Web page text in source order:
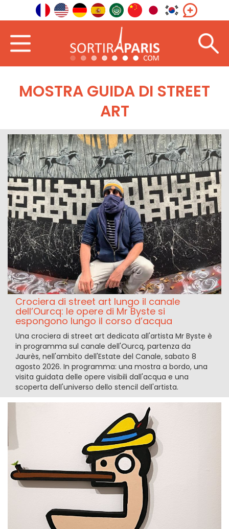
MOSTRA GUIDA DI STREET
ART
Crociera di street art lungo il canale
dell’Ourcq: le opere di Mr Byste si
espongono lungo il corso d’acqua
Una crociera di street art dedicata all'artista Mr Byste è
in programma sul canale dell'Ourcq, partenza da
Jaurès, nell'ambito dell'Estate del Canale, sabato 8
agosto 2026. In programma: una mostra a bordo, una
visita guidata delle opere visibili dall'acqua e una
scoperta dell'universo dello stencil dell'artista.